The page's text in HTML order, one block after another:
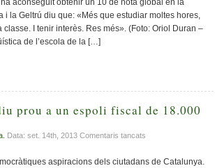
’10’,
a
la
’10’,
a
aconseguit obtenir un 10 de nota global en la
i la Geltrú diu que: «Més que estudiar moltes hores,
I tenir interès. Res més». (Foto: Oriol Duran –
de l’escola de la […]
prou a un espoli fiscal de 18.000
Data: set. 14th, 2013 Comentaris tancats
«va
aspiracions dels ciutadans de Catalunya.